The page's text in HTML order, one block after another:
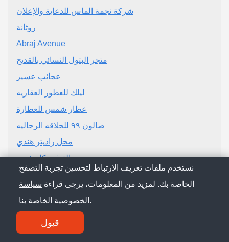
شركة نجمة الماس للدعاية والإعلان
روثانة
Abraj Avenue
متجر البتول النسائي بالقديح
عجائب عسير
ليلك للعطور العقاريه
عطار شمس للعطارة
صالون ٩٩ للحلاقه الرجاليه
محل راديتر هندي
مجمع التوفير كل شيء
© Saudi Arabia Conference 2026
نستخدم ملفات تعريف الارتباط لتحسين تجربة التصفح
الخاصة بك. لمزيد من المعلومات، يرجى قراءة سياسة
الخصوصية الخاصة بنا.
قبول